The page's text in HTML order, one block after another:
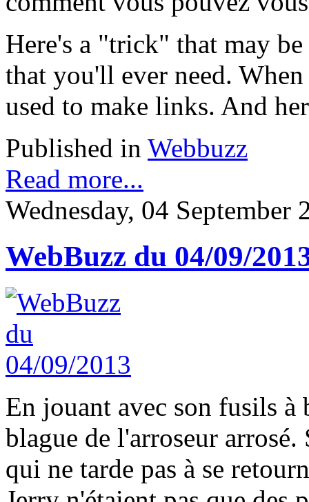
Here's a "trick" that may
that you'll ever need.
used to make links. And
Published in Webbuzz
Read more...
Wednesday, 04 September
WebBuzz du 04/09/
En jouant avec son fusils à
blague de l'arroseur
qui ne tarde pas à se